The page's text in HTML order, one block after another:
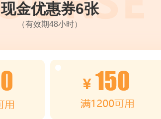
现金优惠券6张
（有效期48小时）